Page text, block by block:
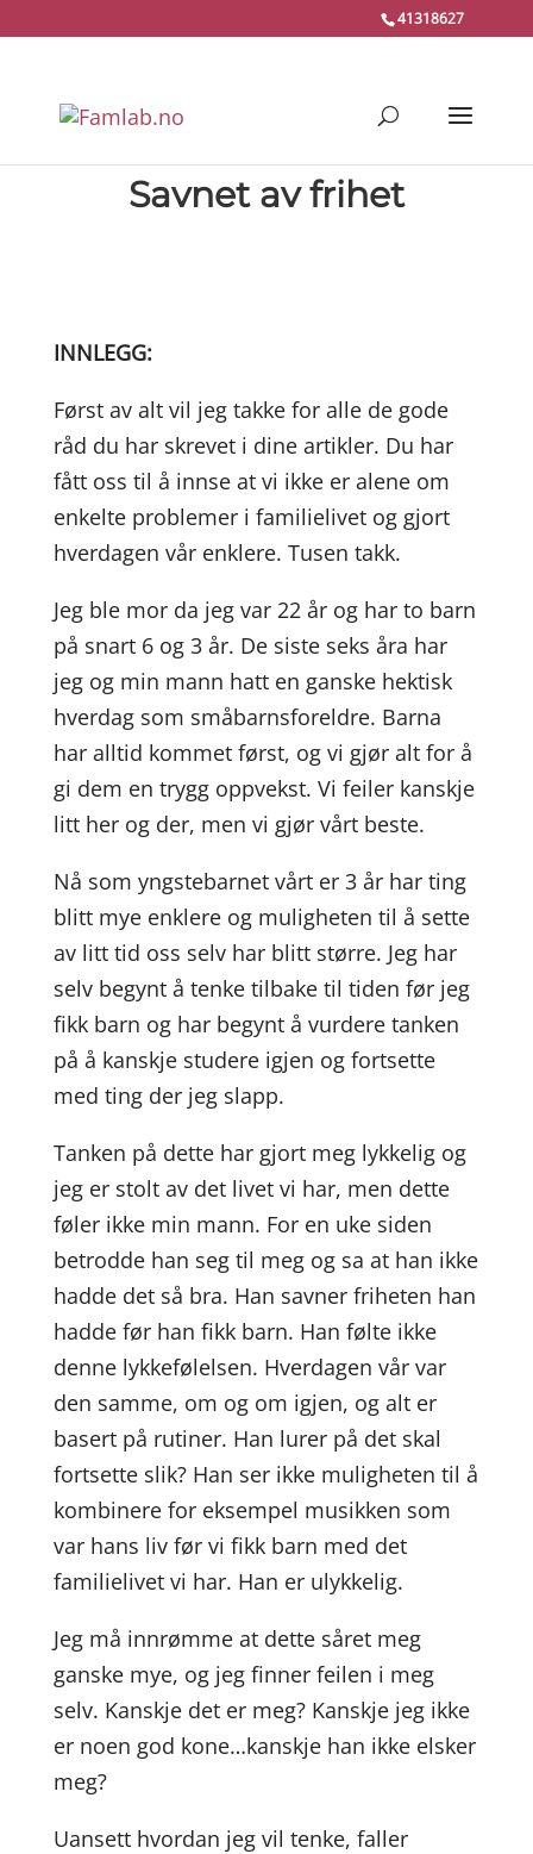
41318627
Savnet av frihet
INNLEGG:
Først av alt vil jeg takke for alle de gode
råd du har skrevet i dine artikler. Du har
fått oss til å innse at vi ikke er alene om
enkelte problemer i familielivet og gjort
hverdagen vår enklere. Tusen takk.
Jeg ble mor da jeg var 22 år og har to barn
på snart 6 og 3 år. De siste seks åra har
jeg og min mann hatt en ganske hektisk
hverdag som småbarnsforeldre. Barna
har alltid kommet først, og vi gjør alt for å
gi dem en trygg oppvekst. Vi feiler kanskje
litt her og der, men vi gjør vårt beste.
Nå som yngstebarnet vårt er 3 år har ting
blitt mye enklere og muligheten til å sette
av litt tid oss selv har blitt større. Jeg har
selv begynt å tenke tilbake til tiden før jeg
fikk barn og har begynt å vurdere tanken
på å kanskje studere igjen og fortsette
med ting der jeg slapp.
Tanken på dette har gjort meg lykkelig og
jeg er stolt av det livet vi har, men dette
føler ikke min mann. For en uke siden
betrodde han seg til meg og sa at han ikke
hadde det så bra. Han savner friheten han
hadde før han fikk barn. Han følte ikke
denne lykkefølelsen. Hverdagen vår var
den samme, om og om igjen, og alt er
basert på rutiner. Han lurer på det skal
fortsette slik? Han ser ikke muligheten til å
kombinere for eksempel musikken som
var hans liv før vi fikk barn med det
familielivet vi har. Han er ulykkelig.
Jeg må innrømme at dette såret meg
ganske mye, og jeg finner feilen i meg
selv. Kanskje det er meg? Kanskje jeg ikke
er noen god kone…kanskje han ikke elsker
meg?
Uansett hvordan jeg vil tenke, faller